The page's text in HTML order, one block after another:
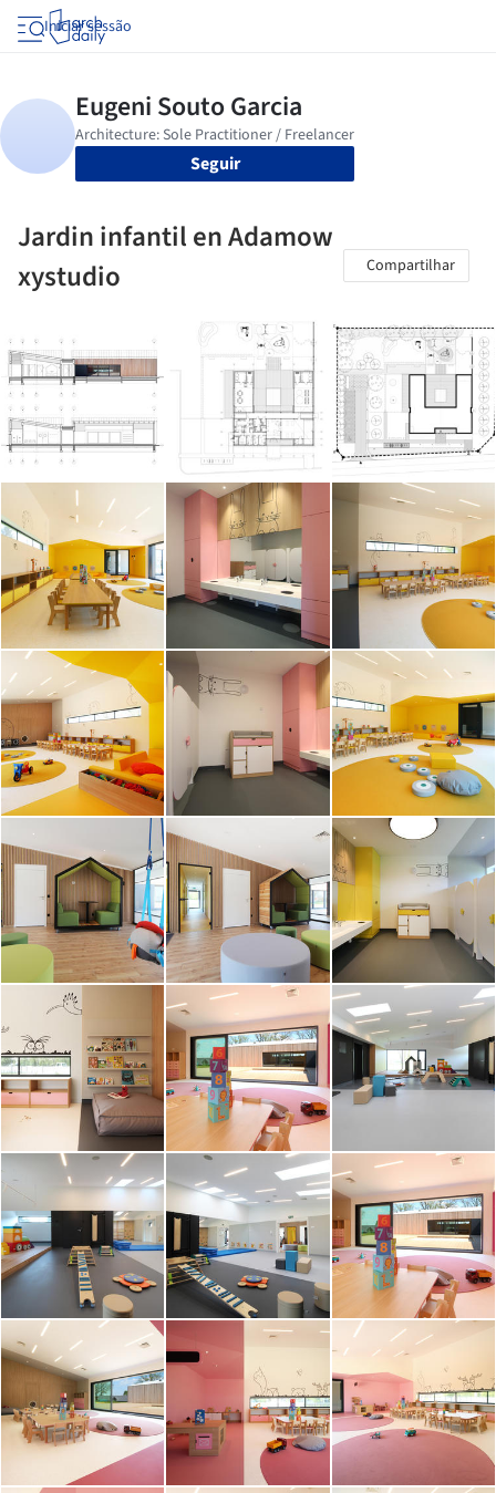
Iniciar sessão
Seguir
Jardin infantil en Adamow
xystudio
Compartilhar